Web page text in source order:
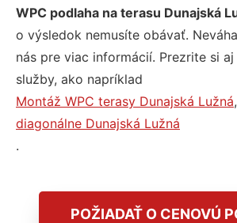
WPC podlaha na terasu Dunajská
o výsledok nemusíte obávať.
nás pre viac informácií. Prezrite si
služby, ako napríklad
Montáž WPC terasy Dunajská Lužná,
diagonálne Dunajská Lužná
.
POŽIADAŤ O CENOVÚ